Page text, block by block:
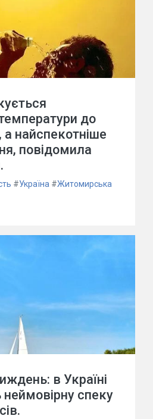
до
а найспекотніше
повідомила
#Україна #Житомирська
в Україні
спеку